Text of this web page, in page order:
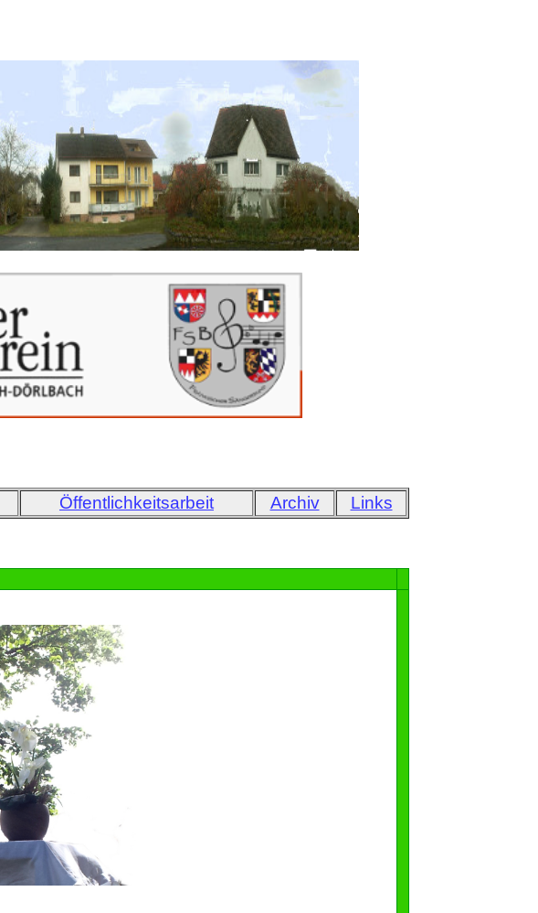
Öffentlichkeitsarbeit Archiv Links